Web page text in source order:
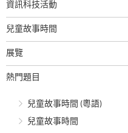
資訊科技活動
兒童故事時間
展覽
熱門題目
兒童故事時間 (粵語)
兒童故事時間